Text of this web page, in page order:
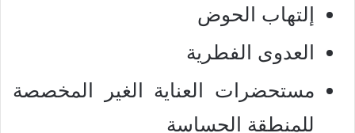
إلتهاب الحوض
العدوى الفطرية
مستحضرات العناية الغير المخصصة
للمنطقة الحساسة